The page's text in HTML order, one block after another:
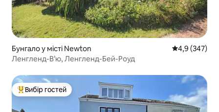
Бунгало у місті Newton Середня
4,9 (347)
Ленгленд-В’ю, Ленгленд-Бей-Роуд
Топ вибір гостей
Вибір гостей